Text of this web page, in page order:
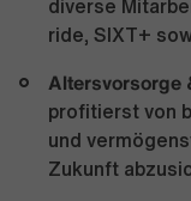
diverse
ride, SIXT+
Altersvorsorge
profitierst von
und
Zukunft